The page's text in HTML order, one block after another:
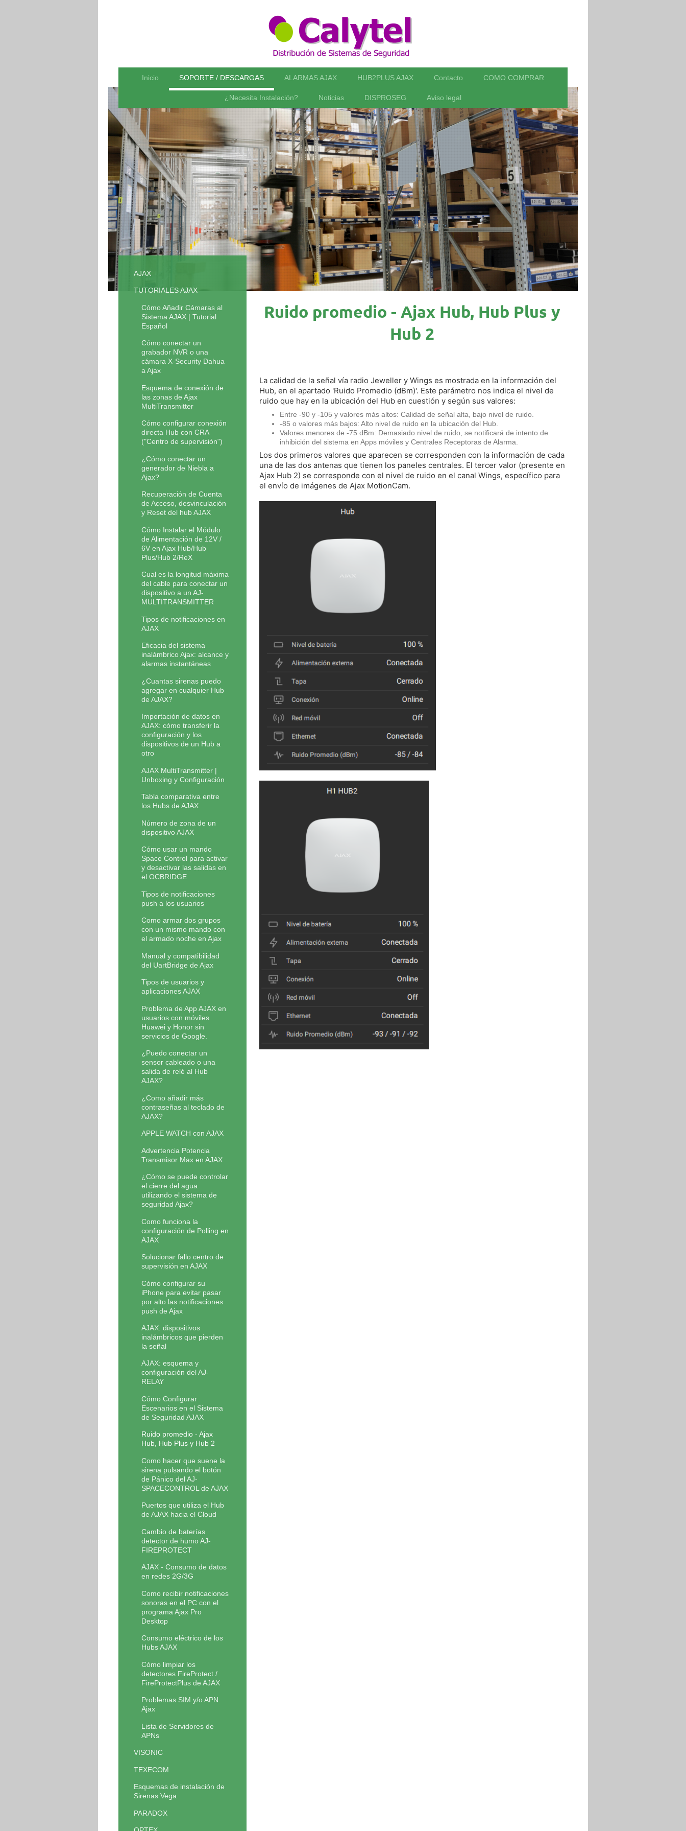
Inicio SOPORTE / DESCARGAS ALARMAS AJAX HUB2PLUS AJAX Contacto COMO COMPRAR
¿Necesita Instalación? Noticias DISPROSEG Aviso legal
Ruido promedio - Ajax Hub, Hub Plus y
Hub 2
La calidad de la señal vía radio Jeweller y Wings es mostrada en la información del
Hub, en el apartado 'Ruido Promedio (dBm)'. Este parámetro nos indica el nivel de
ruido que hay en la ubicación del Hub en cuestión y según sus valores:
Entre -90 y -105 y valores más altos: Calidad de señal alta, bajo nivel de ruido.
-85 o valores más bajos: Alto nivel de ruido en la ubicación del Hub.
Valores menores de -75 dBm: Demasiado nivel de ruido, se notificará de intento de
inhibición del sistema en Apps móviles y Centrales Receptoras de Alarma.
Los dos primeros valores que aparecen se corresponden con la información de cada
una de las dos antenas que tienen los paneles centrales. El tercer valor (presente en
Ajax Hub 2) se corresponde con el nivel de ruido en el canal Wings, específico para
el envío de imágenes de Ajax MotionCam.
AJAX
TUTORIALES AJAX
Cómo Añadir Cámaras al
Sistema AJAX | Tutorial
Español
Cómo conectar un
grabador NVR o una
cámara X-Security Dahua
a Ajax
Esquema de conexión de
las zonas de Ajax
MultiTransmitter
Cómo configurar conexión
directa Hub con CRA
("Centro de supervisión")
¿Cómo conectar un
generador de Niebla a
Ajax?
Recuperación de Cuenta
de Acceso, desvinculación
y Reset del hub AJAX
Cómo Instalar el Módulo
de Alimentación de 12V /
6V en Ajax Hub/Hub
Plus/Hub 2/ReX
Cual es la longitud máxima
del cable para conectar un
dispositivo a un AJ-
MULTITRANSMITTER
Tipos de notificaciones en
AJAX
Eficacia del sistema
inalámbrico Ajax: alcance y
alarmas instantáneas
¿Cuantas sirenas puedo
agregar en cualquier Hub
de AJAX?
Importación de datos en
AJAX: cómo transferir la
configuración y los
dispositivos de un Hub a
otro
AJAX MultiTransmitter |
Unboxing y Configuración
Tabla comparativa entre
los Hubs de AJAX
Número de zona de un
dispositivo AJAX
Cómo usar un mando
Space Control para activar
y desactivar las salidas en
el OCBRIDGE
Tipos de notificaciones
push a los usuarios
Como armar dos grupos
con un mismo mando con
el armado noche en Ajax
Manual y compatibilidad
del UartBridge de Ajax
Tipos de usuarios y
aplicaciones AJAX
Problema de App AJAX en
usuarios con móviles
Huawei y Honor sin
servicios de Google.
¿Puedo conectar un
sensor cableado o una
salida de relé al Hub
AJAX?
¿Como añadir más
contraseñas al teclado de
AJAX?
APPLE WATCH con AJAX
Advertencia Potencia
Transmisor Max en AJAX
¿Cómo se puede controlar
el cierre del agua
utilizando el sistema de
seguridad Ajax?
Como funciona la
configuración de Polling en
AJAX
Solucionar fallo centro de
supervisión en AJAX
Cómo configurar su
iPhone para evitar pasar
por alto las notificaciones
push de Ajax
AJAX: dispositivos
inalámbricos que pierden
la señal
AJAX: esquema y
configuración del AJ-
RELAY
Cómo Configurar
Escenarios en el Sistema
de Seguridad AJAX
Ruido promedio - Ajax
Hub, Hub Plus y Hub 2
Como hacer que suene la
sirena pulsando el botón
de Pánico del AJ-
SPACECONTROL de AJAX
Puertos que utiliza el Hub
de AJAX hacia el Cloud
Cambio de baterías
detector de humo AJ-
FIREPROTECT
AJAX - Consumo de datos
en redes 2G/3G
Como recibir notificaciones
sonoras en el PC con el
programa Ajax Pro
Desktop
Consumo eléctrico de los
Hubs AJAX
Cómo limpiar los
detectores FireProtect /
FireProtectPlus de AJAX
Problemas SIM y/o APN
Ajax
Lista de Servidores de
APNs
VISONIC
TEXECOM
Esquemas de instalación de
Sirenas Vega
PARADOX